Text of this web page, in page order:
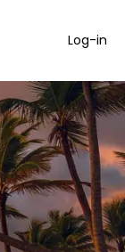
Log-in